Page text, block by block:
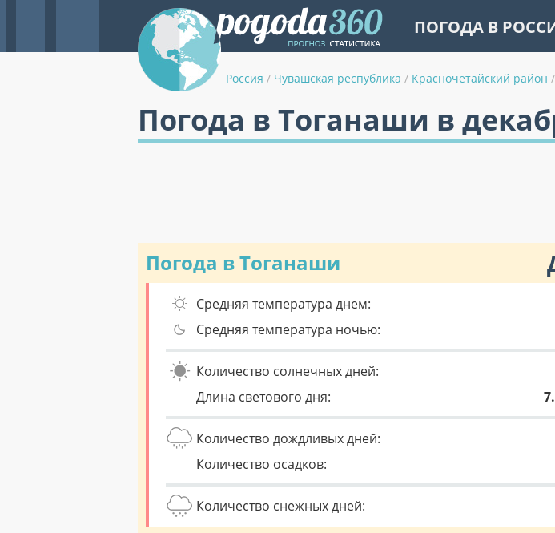
ПОГОДА В
Россия / Чувашская республика / Красночетайский район /
Погода в Тоганаши в
Погода в Тоганаши
Средняя температура днем:
Средняя температура ночью:
Количество солнечных дней:
Длина светового дня:
Количество дождливых дней:
Количество осадков:
Количество снежных дней: